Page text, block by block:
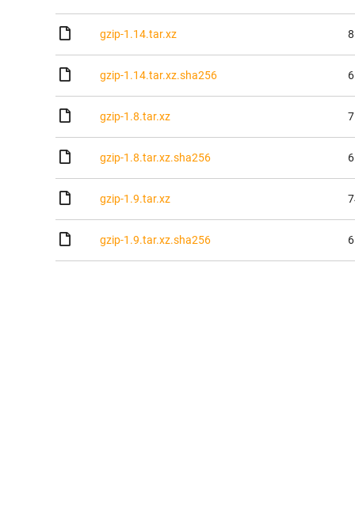
gzip-1.14.tar.xz
gzip-1.14.tar.xz.sha256
gzip-1.8.tar.xz
gzip-1.8.tar.xz.sha256
gzip-1.9.tar.xz
gzip-1.9.tar.xz.sha256